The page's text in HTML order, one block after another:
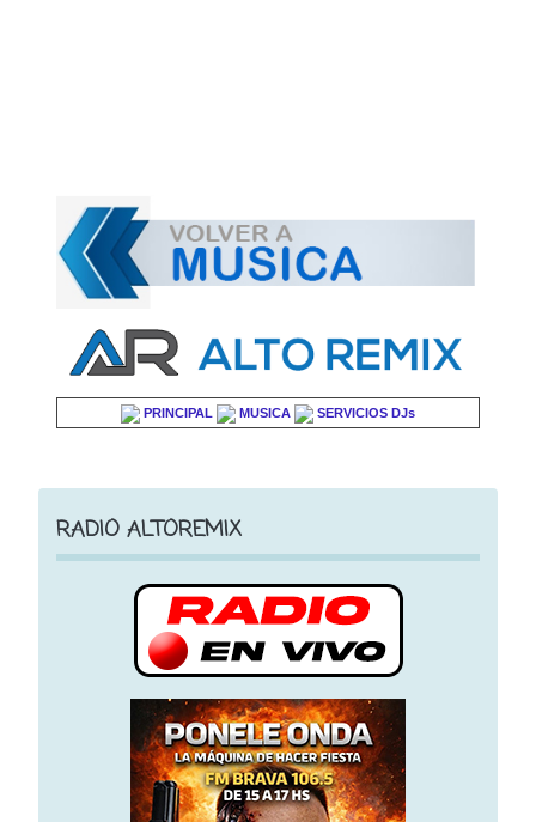
PRINCIPAL MUSICA SERVICIOS DJs
RADIO ALTOREMIX